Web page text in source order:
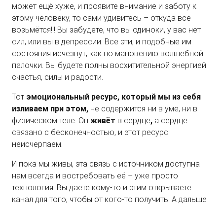
может ещё хуже, и проявите внимание и заботу к
этому человеку, то сами удивитесь – откуда всё
возьмётся!!! Вы забудете, что вы одиноки, у вас нет
сил, или вы в депрессии. Все эти, и подобные им
состояния исчезнут, как по мановению волшебной
палочки. Вы будете полны восхитительной энергией
счастья, силы и радости.
Тот эмоциональный ресурс, который мы из себя
изливаем при этом, не содержится ни в уме, ни в
физическом теле. Он живёт в сердце, а сердце
связано с бесконечностью, и этот ресурс
неисчерпаем.
И пока мы живы, эта связь с источником доступна
нам всегда и востребовать её – уже просто
технология. Вы даете кому-то и этим открываете
канал для того, чтобы от кого-то получить. А дальше